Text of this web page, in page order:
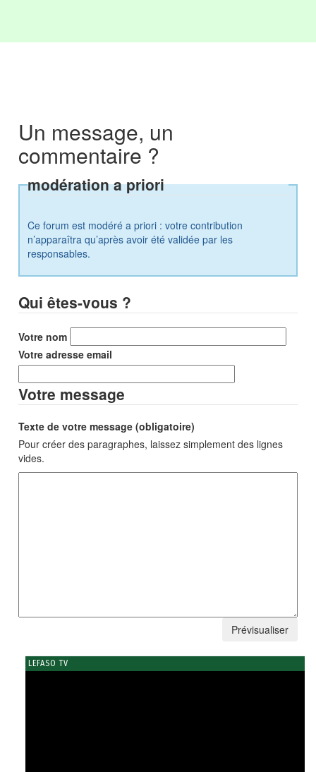
Un message, un
commentaire ?
modération a priori
Ce forum est modéré a priori : votre contribution
n’apparaîtra qu’après avoir été validée par les
responsables.
Qui êtes-vous ?
Votre nom
Votre adresse email
Votre message
Texte de votre message (obligatoire)
Pour créer des paragraphes, laissez simplement des lignes
vides.
LEFASO TV